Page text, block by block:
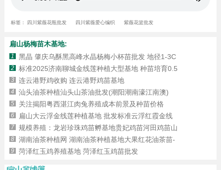
标签： 四川紫薇花瓶批发 四川紫薇爱心编织 紫薇花篮批发
扁山杨梅苗木基地:
1 黑晶 肇庆乌酥黑高峰水晶杨梅小杯苗批发 地径1-3C
2 标准2025济南聊城金线莲种植大型基地 种苗培育0.5
3 连云港野鸡收购 连云港野鸡苗基地
4 汕头油茶种植汕头山茶油批发(潮阳潮南濠江南澳)
5 关注揭阳粤西湛江肉兔养殖成本前景及种苗价格
6 扁山大云浮金线莲种植基地 批发标准云浮红霞金线
7 规模养殖：龙岩珍珠鸡苗孵基地贵妃鸡苗河田鸡苗山
8 湖南油茶种植网 湖南油茶种植基地大果红花油茶苗-
9 菏泽红玉鸡养殖基地 菏泽红玉鸡苗批发